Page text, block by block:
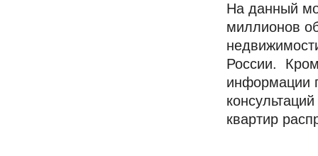
На данный
миллионов
России.
информации
квартир